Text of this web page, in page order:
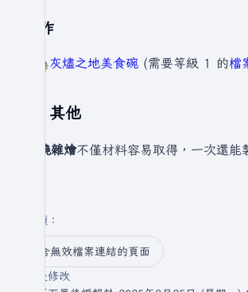
製作
灰燼之地美食碗 (需要等級 1 的檔
其他
炙燒雜燴不僅材料容易取得，一次還
分類 ：​
含無效檔案連結的頁面
最後修改